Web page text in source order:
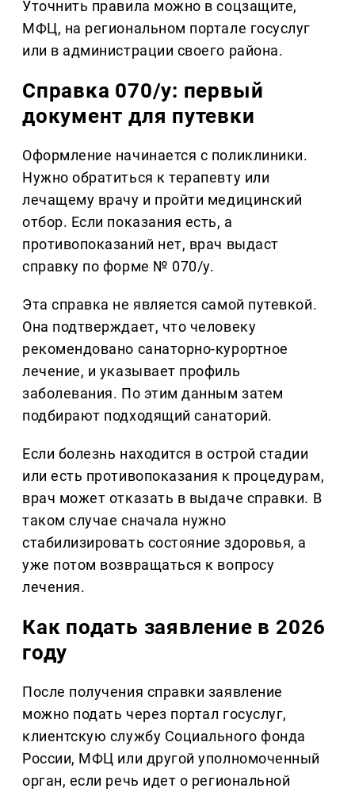
Уточнить правила можно в соцзащите,
МФЦ, на региональном портале госуслуг
или в администрации своего района.
Справка 070/у: первый
документ для путевки
Оформление начинается с поликлиники.
Нужно обратиться к терапевту или
лечащему врачу и пройти медицинский
отбор. Если показания есть, а
противопоказаний нет, врач выдаст
справку по форме № 070/у.
Эта справка не является самой путевкой.
Она подтверждает, что человеку
рекомендовано санаторно-курортное
лечение, и указывает профиль
заболевания. По этим данным затем
подбирают подходящий санаторий.
Если болезнь находится в острой стадии
или есть противопоказания к процедурам,
врач может отказать в выдаче справки. В
таком случае сначала нужно
стабилизировать состояние здоровья, а
уже потом возвращаться к вопросу
лечения.
Как подать заявление в 2026
году
После получения справки заявление
можно подать через портал госуслуг,
клиентскую службу Социального фонда
России, МФЦ или другой уполномоченный
орган, если речь идет о региональной